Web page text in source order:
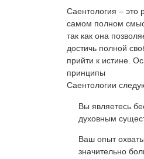
Саентология – это
самом полном
так как она
достичь полной
прийти к истине.
принципы
Саентологии
Вы являетесь
духовным
Ваш опыт
значительно